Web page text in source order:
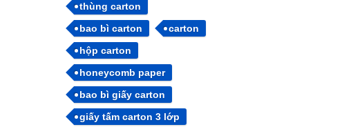
thùng carton
bao bì carton
carton
hộp carton
honeycomb paper
bao bì giấy carton
giấy tấm carton 3 lớp